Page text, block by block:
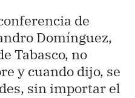
de
Domínguez,
Tabasco, no
y cuando dijo, se
sin importar el